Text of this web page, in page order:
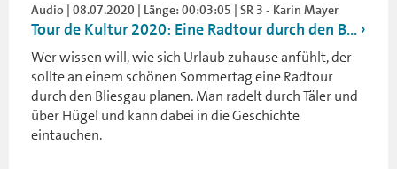
Audio | 08.07.2020 | Länge: 00:03:05 | SR 3 - Karin Mayer
Tour de Kultur 2020: Eine Radtour durch den B...
Wer wissen will, wie sich Urlaub zuhause anfühlt, der
sollte an einem schönen Sommertag eine Radtour
durch den Bliesgau planen. Man radelt durch Täler und
über Hügel und kann dabei in die Geschichte
eintauchen.